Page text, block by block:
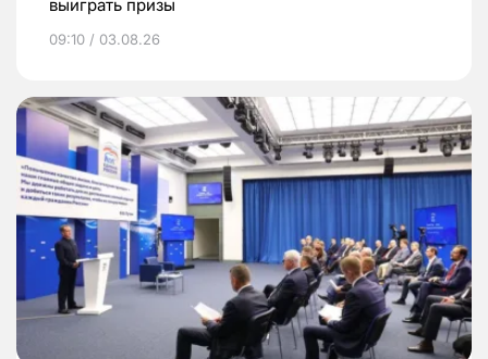
выиграть призы
09:10 / 03.08.26